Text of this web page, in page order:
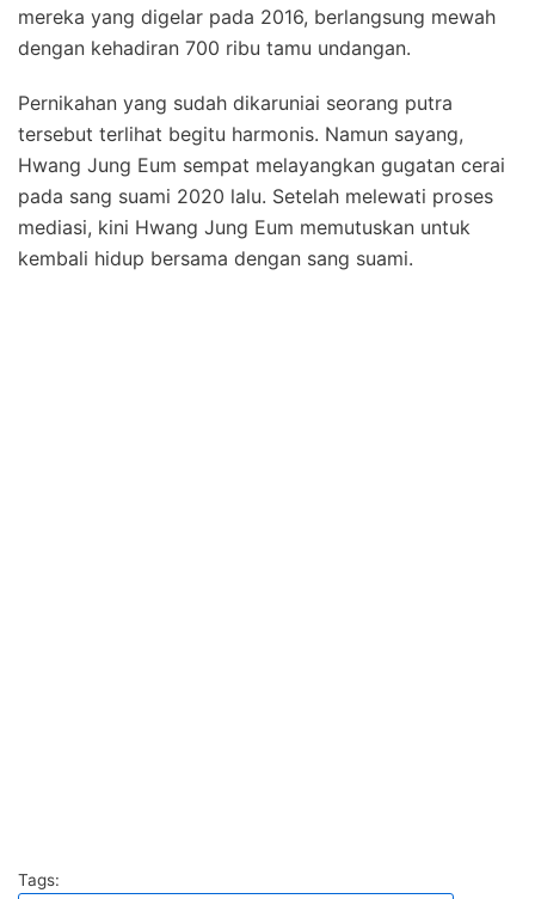
mereka yang digelar pada 2016, berlangsung mewah
dengan kehadiran 700 ribu tamu undangan.
Pernikahan yang sudah dikaruniai seorang putra
tersebut terlihat begitu harmonis. Namun sayang,
Hwang Jung Eum sempat melayangkan gugatan cerai
pada sang suami 2020 lalu. Setelah melewati proses
mediasi, kini Hwang Jung Eum memutuskan untuk
kembali hidup bersama dengan sang suami.
Tags: